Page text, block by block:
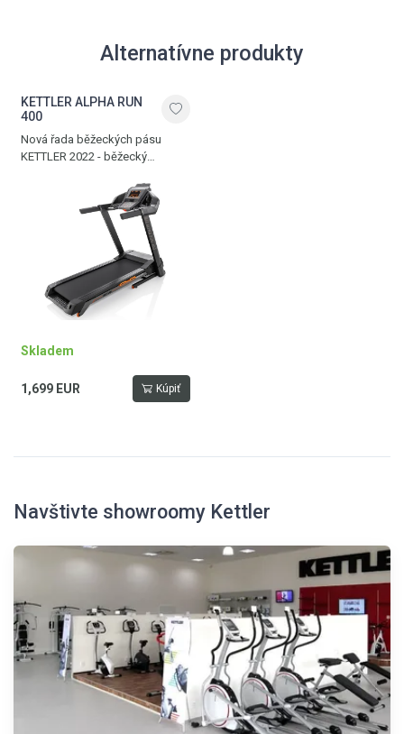
Alternatívne produkty
KETTLER ALPHA RUN
400
Nová řada běžeckých pásu
KETTLER 2022 - běžecký
připojení pro chytrý telefon
a tablet pro aplikaci KINOMAP
a ZWIFT, revoluční
nejmodernější odpružení
ENERGY DECK - Made with
Infinergy, velký výběr
tréninkových programů vč. 12
HRC módů, sklon 0-12%,
Start/Stop/Pause, paměť pro 4
ventilátor, sklopitelný, nosnost
Skladem
1,699 EUR Kúpiť
Navštivte showroomy Kettler